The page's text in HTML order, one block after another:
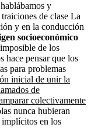
y
de clase La
y en la conducción
socioeconómico
de los
hace pensar que los
para problemas
inicial de unir la
de
colectivamente
nunca hubieran
implícitos en los